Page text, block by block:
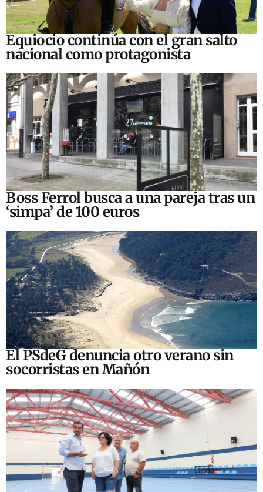
Equiocio continúa con el gran salto
nacional como protagonista
Boss Ferrol busca a una pareja tras un
‘simpa’ de 100 euros
El PSdeG denuncia otro verano sin
socorristas en Mañón